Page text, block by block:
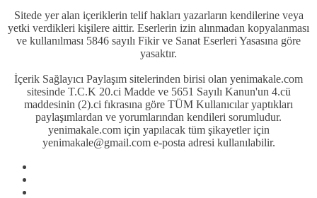
Sitede yer alan içeriklerin telif hakları yazarların kendilerine veya
yetki verdikleri kişilere aittir. Eserlerin izin alınmadan kopyalanması
ve kullanılması 5846 sayılı Fikir ve Sanat Eserleri Yasasına göre
yasaktır.
İçerik Sağlayıcı Paylaşım sitelerinden birisi olan yenimakale.com
sitesinde T.C.K 20.ci Madde ve 5651 Sayılı Kanun'un 4.cü
maddesinin (2).ci fıkrasına göre TÜM Kullanıcılar yaptıkları
paylaşımlardan ve yorumlarından kendileri sorumludur.
yenimakale.com için yapılacak tüm şikayetler için
yenimakale@gmail.com e-posta adresi kullanılabilir.